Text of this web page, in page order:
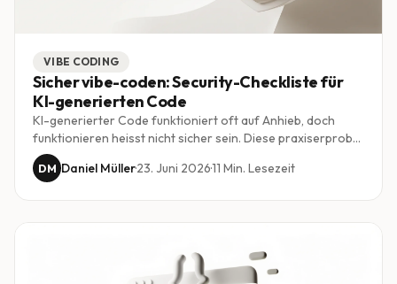
VIBE CODING
Sicher vibe-coden: Security-Checkliste für
KI-generierten Code
KI-generierter Code funktioniert oft auf Anhieb, doch
funktionieren heisst nicht sicher sein. Diese praxiserprobte
Checkliste zeigt, worauf Schweizer KMU bei Vibe Coding
achten müssen, von Zugriffskontrolle über Secrets bis zum
DM Daniel Müller·23. Juni 2026·11 Min. Lesezeit